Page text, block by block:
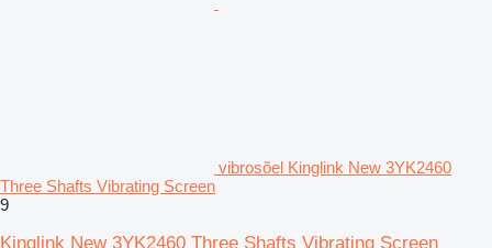
vibrosõel Kinglink New 3YK2460
Three Shafts Vibrating Screen
9
Kinglink New 3YK2460 Three Shafts Vibrating Screen